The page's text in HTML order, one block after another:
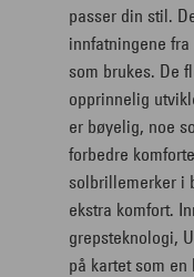
passer din stil.
innfatningene
som brukes. De
opprinnelig
er bøyelig, noe
forbedre
solbrillemerker i
ekstra komfort.
grepsteknologi,
på kartet som